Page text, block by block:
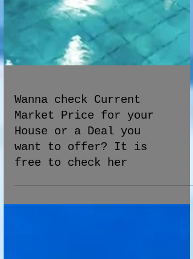
Wanna check Current
want to offer? It is